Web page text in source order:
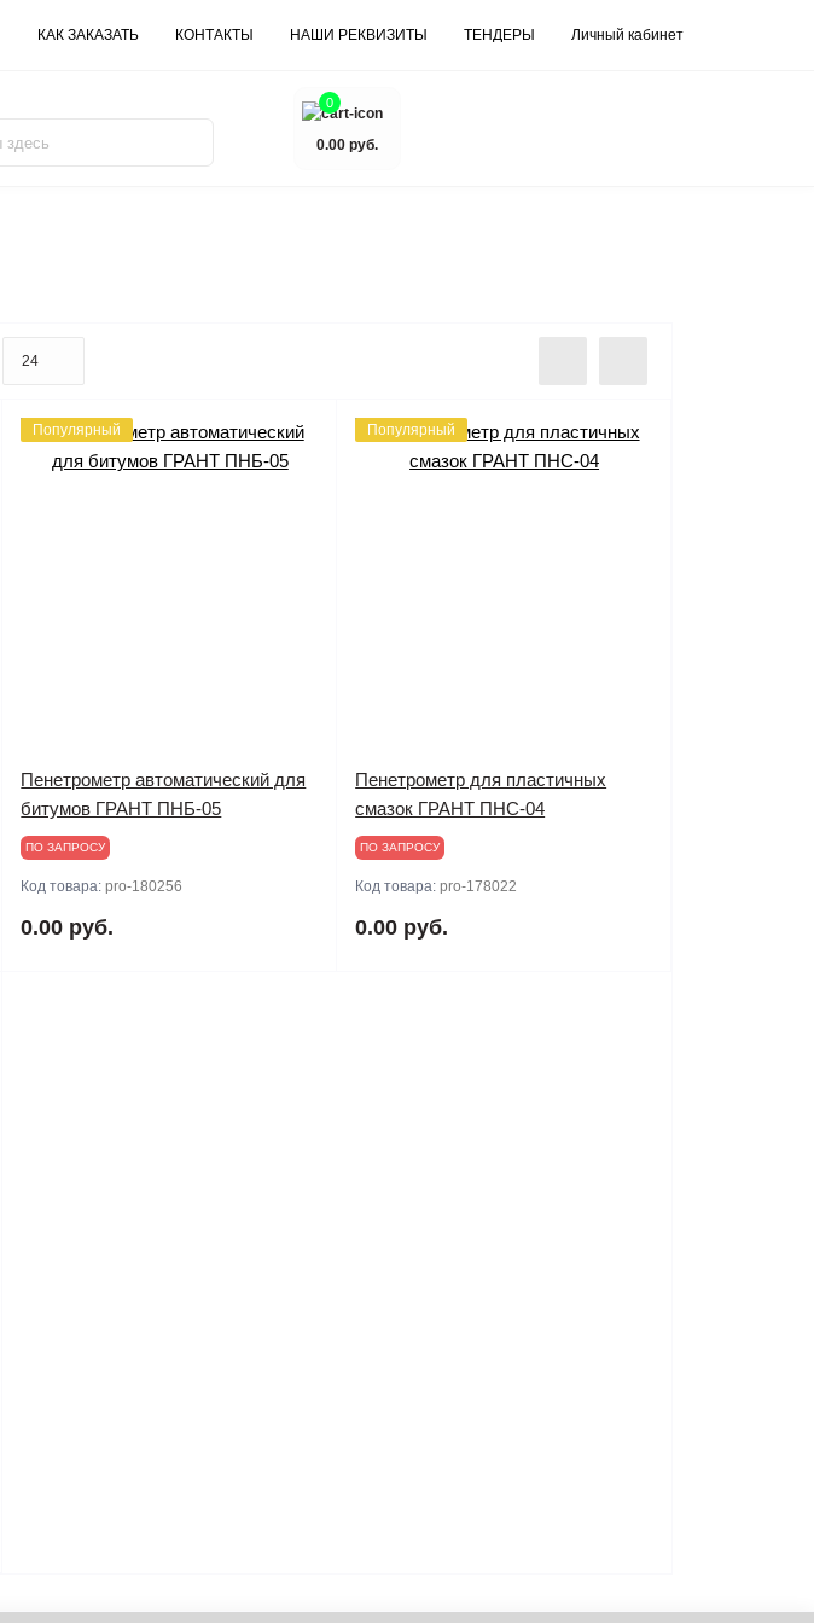
КАК ЗАКАЗАТЬ КОНТАКТЫ НАШИ РЕКВИЗИТЫ ТЕНДЕРЫ Личный кабинет
0
0.00 руб.
Популярный
Пенетрометр автоматический для
битумов ГРАНТ ПНБ-05
ПО ЗАПРОСУ
Код товара:pro-180256
0.00 руб.
Популярный
Пенетрометр для пластичных
смазок ГРАНТ ПНС-04
ПО ЗАПРОСУ
Код товара:pro-178022
0.00 руб.